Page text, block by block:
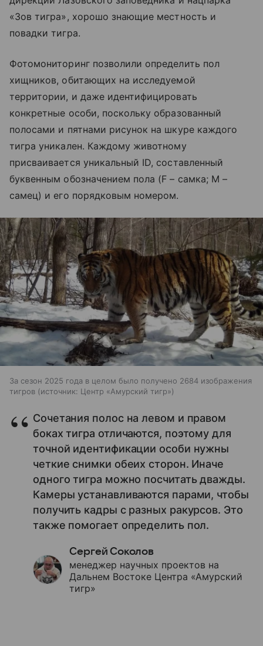
«Зов тигра», хорошо знающие местность и
повадки тигра.
Фотомониторинг позволили определить пол
хищников, обитающих на исследуемой
территории, и даже идентифицировать
конкретные особи, поскольку образованный
полосами и пятнами рисунок на шкуре каждого
тигра уникален. Каждому животному
присваивается уникальный ID, составленный
буквенным обозначением пола (F – самка; M –
самец) и его порядковым номером.
За сезон 2025 года в целом было получено 2684 изображения
тигров
источник: Центр «Амурский тигр»
Сочетания полос на левом и правом
боках тигра отличаются, поэтому для
точной идентификации особи нужны
четкие снимки обеих сторон. Иначе
одного тигра можно посчитать дважды.
Камеры устанавливаются парами, чтобы
получить кадры с разных ракурсов. Это
также помогает определить пол.
Сергей Соколов
менеджер научных проектов на
Дальнем Востоке Центра «Амурский
тигр»